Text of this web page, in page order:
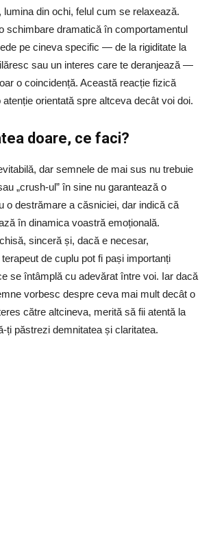
din ochi, felul cum se relaxează.
schimbare dramatică în comportamentul
pe cineva specific — de la rigiditate la
sau un interes care te deranjează —
o coincidență. Această reacție fizică
orientată spre altceva decât voi doi.
doare, ce faci?
dar semnele de mai sus nu trebuie
„crush-ul” în sine nu garantează o
o destrămare a căsniciei, dar indică că
în dinamica voastră emoțională.
sinceră și, dacă e necesar,
de cuplu pot fi pași importanți
se întâmplă cu adevărat între voi. Iar dacă
vorbesc despre ceva mai mult decât o
către altcineva, merită să fii atentă la
ți păstrezi demnitatea și claritatea.